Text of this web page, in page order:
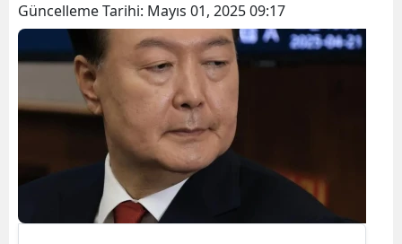
Güncelleme Tarihi: Mayıs 01, 2025 09:17